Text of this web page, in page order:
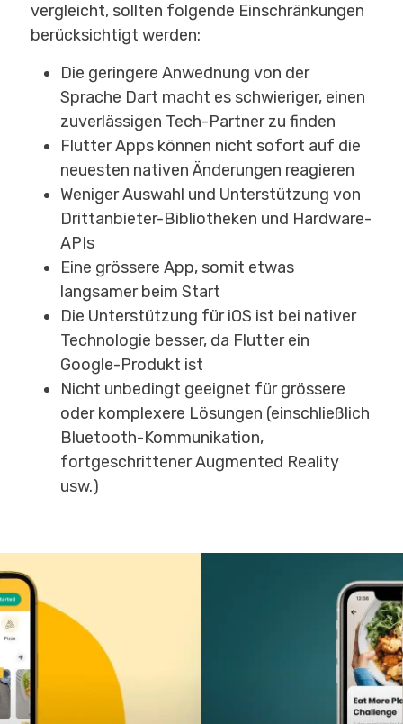
vergleicht, sollten folgende Einschränkungen
berücksichtigt werden:
Die geringere Anwednung von der
Sprache Dart macht es schwieriger, einen
zuverlässigen Tech-Partner zu finden
Flutter Apps können nicht sofort auf die
neuesten nativen Änderungen reagieren
Weniger Auswahl und Unterstützung von
Drittanbieter-Bibliotheken und Hardware-
APIs
Eine grössere App, somit etwas
langsamer beim Start
Die Unterstützung für iOS ist bei nativer
Technologie besser, da Flutter ein
Google-Produkt ist
Nicht unbedingt geeignet für grössere
oder komplexere Lösungen (einschließlich
Bluetooth-Kommunikation,
fortgeschrittener Augmented Reality
usw.)